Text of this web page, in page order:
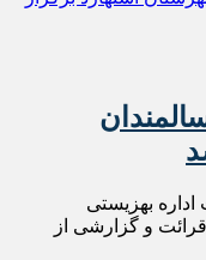
بهزیستی
و گزارشی از